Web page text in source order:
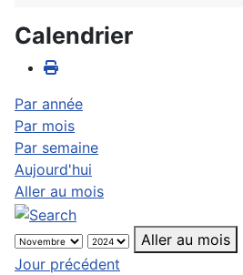
Calendrier
Par année
Par mois
Par semaine
Aujourd'hui
Aller au mois
Aller au mois
Jour précédent